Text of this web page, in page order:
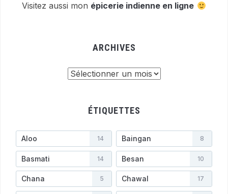
Visitez aussi mon épicerie indienne en ligne
ARCHIVES
ÉTIQUETTES
Aloo 14 Baingan 8
Basmati 14 Besan 10
Chana 5 Chawal 17